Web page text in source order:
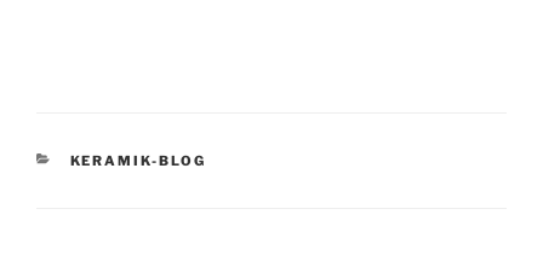
KATEGORIEN
KERAMIK-BLOG